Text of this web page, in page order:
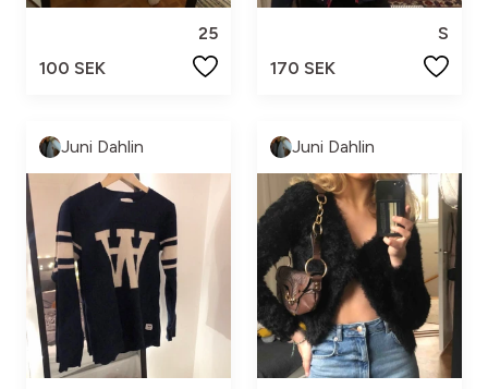
25
100 SEK
S
170 SEK
Juni Dahlin Juni Dahlin